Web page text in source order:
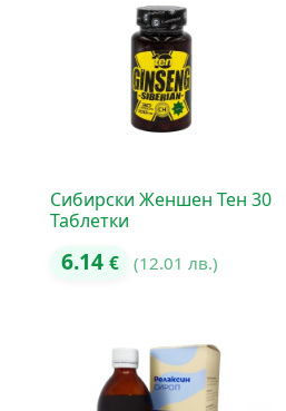
Сибирски Женшен Тен 30
Таблетки
6.14 € (12.01 лв.)